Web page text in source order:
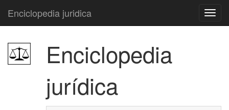
Enciclopedia juridica
Enciclopedia
jurídica